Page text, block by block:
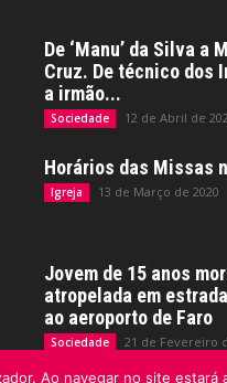
De ‘Manu’ da Silva a
Cruz. De técnico dos
a irmão...
Sociedade 12 de Abril de
Horários das Missas
Igreja 13 de Março de 2020
Jovem de 15 anos
atropelada em
ao aeroporto de Faro
Sociedade 21 de Fevereiro
Ao navegar no site